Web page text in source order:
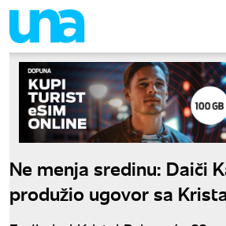
Ne menja sredinu: Daiči
produžio ugovor sa